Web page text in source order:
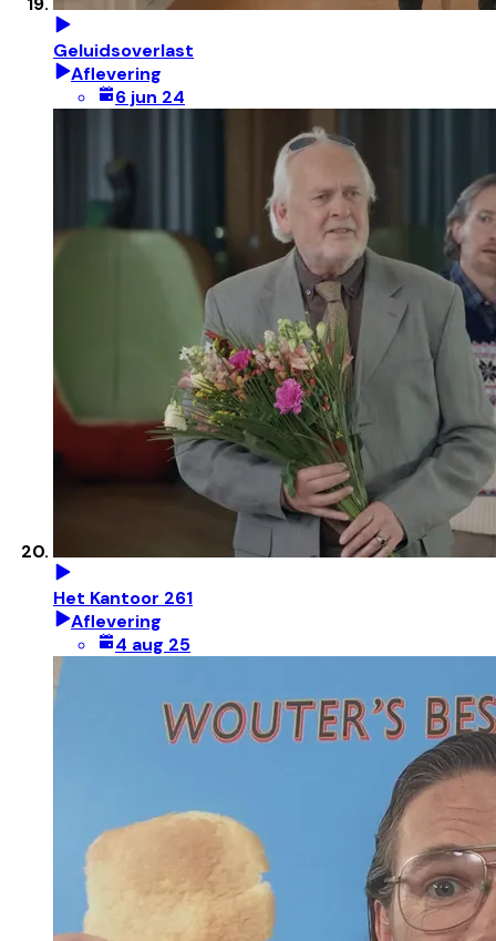
Geluidsoverlast
Aflevering
6 jun 24
Het Kantoor 261
Aflevering
4 aug 25